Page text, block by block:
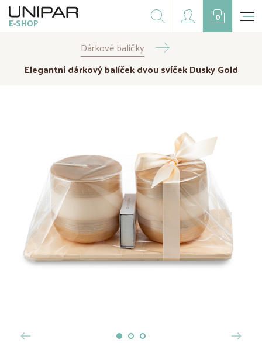
E-SHOP
Dárkové balíčky
Doplňky
Doprodej
CZK EUR
0
Dárkové balíčky
Elegantní dárkový balíček dvou svíček Dusky Gold